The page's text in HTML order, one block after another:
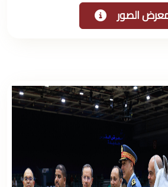
الصور